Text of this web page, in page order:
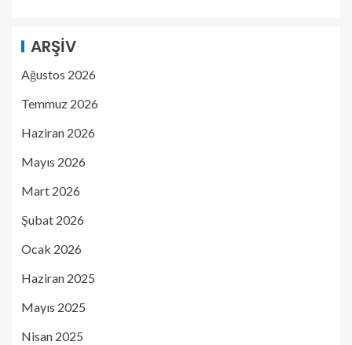
ARŞIV
Ağustos 2026
Temmuz 2026
Haziran 2026
Mayıs 2026
Mart 2026
Şubat 2026
Ocak 2026
Haziran 2025
Mayıs 2025
Nisan 2025